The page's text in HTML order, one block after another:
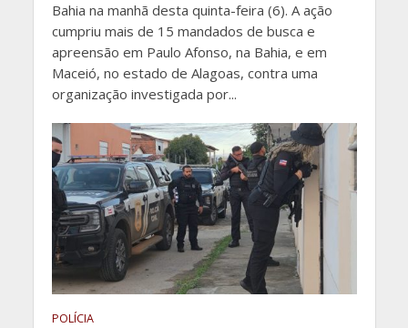
Bahia na manhã desta quinta-feira (6). A ação
cumpriu mais de 15 mandados de busca e
apreensão em Paulo Afonso, na Bahia, e em
Maceió, no estado de Alagoas, contra uma
organização investigada por...
POLÍCIA